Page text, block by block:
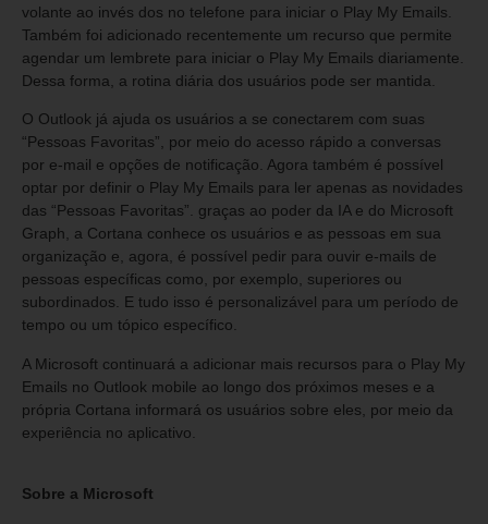
volante ao invés dos no telefone para iniciar o Play My Emails.
Também foi adicionado recentemente um recurso que permite
agendar um lembrete para iniciar o Play My Emails diariamente.
Dessa forma, a rotina diária dos usuários pode ser mantida.
O Outlook já ajuda os usuários a se conectarem com suas
“Pessoas Favoritas”, por meio do acesso rápido a conversas
por e-mail e opções de notificação. Agora também é possível
optar por definir o Play My Emails para ler apenas as novidades
das “Pessoas Favoritas”. graças ao poder da IA e do Microsoft
Graph, a Cortana conhece os usuários e as pessoas em sua
organização e, agora, é possível pedir para ouvir e-mails de
pessoas específicas como, por exemplo, superiores ou
subordinados. E tudo isso é personalizável para um período de
tempo ou um tópico específico.
A Microsoft continuará a adicionar mais recursos para o Play My
Emails no Outlook mobile ao longo dos próximos meses e a
própria Cortana informará os usuários sobre eles, por meio da
experiência no aplicativo.
Sobre a Microsoft